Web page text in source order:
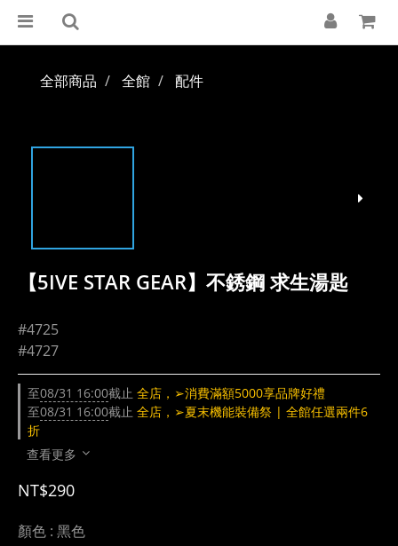
全部商品 全館 配件
【5IVE STAR GEAR】不銹鋼 求生湯匙
#4725
#4727
至08/31 16:00截止 全店，➢消費滿額5000享品牌好禮
至08/31 16:00截止 全店，➢夏末機能裝備祭 | 全館任選兩件6
折
查看更多
NT$290
顏色 : 黑色